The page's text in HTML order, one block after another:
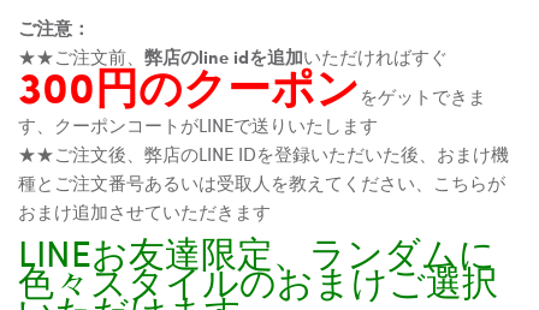
ご注意：
★★ご注文前、 弊店のline idを追加いただければすぐ
300円のクーポンをゲットできま
す、クーポンコートがLINEで送りいたします
★★ご注文後、弊店のLINE IDを登録いただいた後、おまけ機
種とご注文番号あるいは受取人を教えてください、こちらが
おまけ追加させていただきます
LINEお友達限定、ランダムに
色々スタイルのおまけご選択